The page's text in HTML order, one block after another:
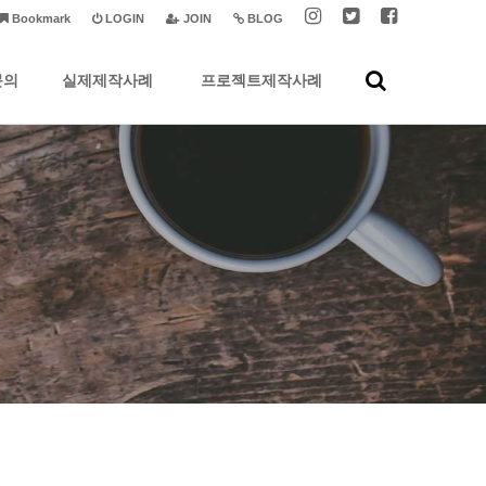
BLOG
JOIN
LOGIN
Bookmark
실제제작사례 프로젝트제작사례